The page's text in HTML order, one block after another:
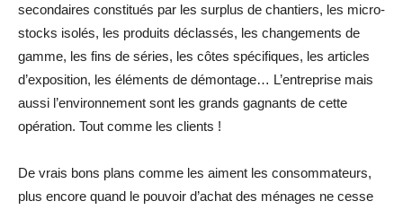
secondaires constitués par les surplus de chantiers, les micro-
stocks isolés, les produits déclassés, les changements de
gamme, les fins de séries, les côtes spécifiques, les articles
d’exposition, les éléments de démontage… L’entreprise mais
aussi l’environnement sont les grands gagnants de cette
opération. Tout comme les clients !
De vrais bons plans comme les aiment les consommateurs,
plus encore quand le pouvoir d’achat des ménages ne cesse